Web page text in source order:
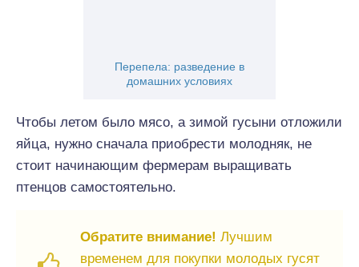
Перепела: разведение в
домашних условиях
Чтобы летом было мясо, а зимой гусыни отложили
яйца, нужно сначала приобрести молодняк, не
стоит начинающим фермерам выращивать
птенцов самостоятельно.
Обратите внимание! Лучшим
временем для покупки молодых гусят